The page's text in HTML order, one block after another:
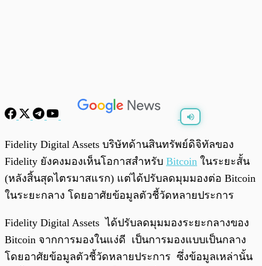
0:00
Fidelity Digital Assets บริษัทด้านสินทรัพย์ดิจิทัลของ
Fidelity ยังคงมองเห็นโอกาสสำหรับ Bitcoin ในระยะสั้น
(หลังสิ้นสุดไตรมาสแรก) แต่ได้ปรับลดมุมมองต่อ Bitcoin
ในระยะกลาง โดยอาศัยข้อมูลตัวชี้วัดหลายประการ
Fidelity Digital Assets ได้ปรับลดมุมมองระยะกลางของ
Bitcoin จากการมองในแง่ดี เป็นการมองแบบเป็นกลาง
โดยอาศัยข้อมูลตัวชี้วัดหลายประการ ซึ่งข้อมูลเหล่านั้น